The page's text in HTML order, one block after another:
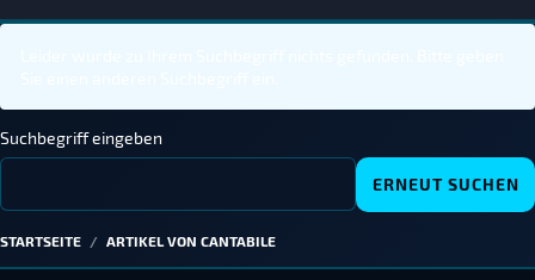
Suchbegriff eingeben
STARTSEITE ARTIKEL VON CANTABILE